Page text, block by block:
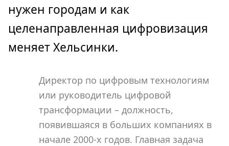
нужен городам и как
целенаправленная цифровизация
меняет Хельсинки.
Директор по цифровым технологиям
или руководитель цифровой
трансформации – должность,
появившаяся в больших компаниях в
начале 2000-х годов. Главная задача